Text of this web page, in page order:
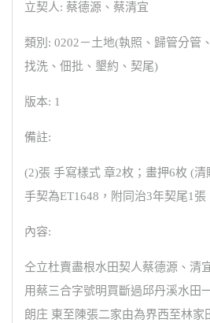
立契人: 蔡德源、蔡清宜
類別: 0202－土地(執照、歸管分管
找洗、佃批、墾約、契尾)
版本: 1
備註:
(2)張 手寫樣式 章2枚；畫押6枚 (
手契為ET1648，附同治3年契尾1張
內容:
仝立杜賣盡根水田契人蔡德源、清
用蔡三合字號明買斷過邱丹溪水田
朗庄 東至陳張二家由為界西至林家